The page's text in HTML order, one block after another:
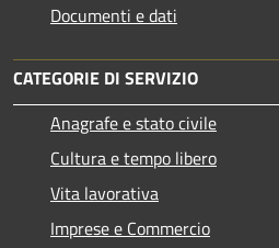
Documenti e dati
CATEGORIE DI SERVIZIO
Anagrafe e stato civile
Cultura e tempo libero
Vita lavorativa
Imprese e Commercio